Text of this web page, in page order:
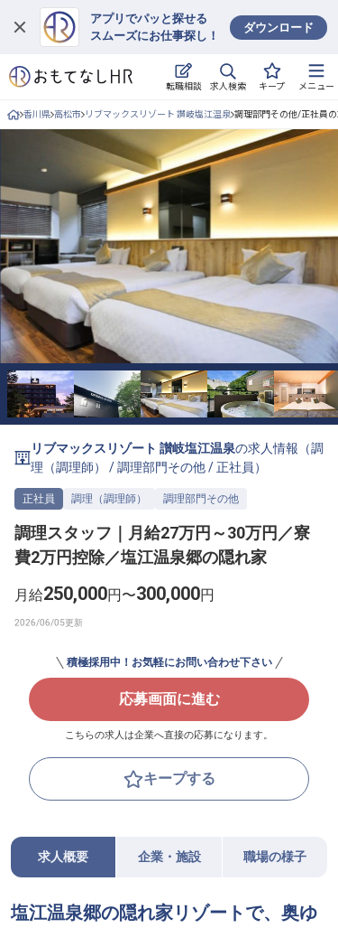
アプリでパッと探せる
スムーズにお仕事探し！
ダウンロード
転職相談 求人検索 キープ メニュー
ログイン
求人・施設を探す
キープした求人
就職・転職 合同説明会
おもてなしHRについて
ご利用の流れ
よくある質問
ホテル・宿泊業界情報コラム
無料 転職サポートに申し込む
香川県 高松市 リブマックスリゾート 讃岐塩江温泉 調理部門その他/正社員の
リブマックスリゾート 讃岐塩江温泉の求人情報（調
理（調理師）
/調理部門その他/正社員 ）
正社員 調理（調理師） 調理部門その他
調理スタッフ｜月給27万円～30万円／寮
費2万円控除／塩江温泉郷の隠れ家
月給250,000円〜300,000円
積極採用中！お気軽にお問い合わせ下さい
応募画面に進む
こちらの求人は企業へ直接の応募になります。
キープする
求人概要 企業・施設 職場の様子
塩江温泉郷の隠れ家リゾートで、奥ゆ